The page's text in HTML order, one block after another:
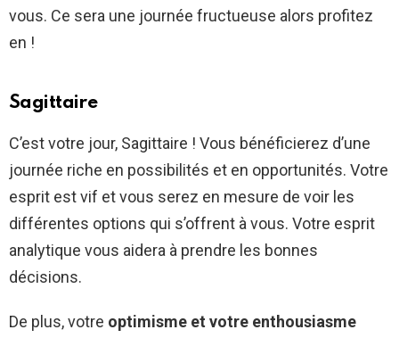
vous. Ce sera une journée fructueuse alors profitez
en !
Sagittaire
C’est votre jour, Sagittaire ! Vous bénéficierez d’une
journée riche en possibilités et en opportunités. Votre
esprit est vif et vous serez en mesure de voir les
différentes options qui s’offrent à vous. Votre esprit
analytique vous aidera à prendre les bonnes
décisions.
De plus, votre optimisme et votre enthousiasme